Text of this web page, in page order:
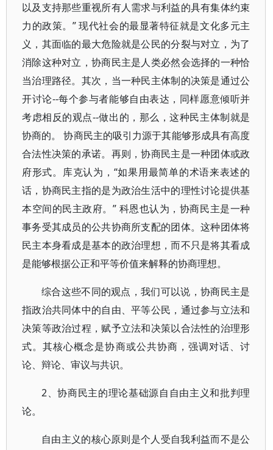
以及支持那些重视所有人需求与利益的具有集体约束
力的政策。” 现代社会的最显著特征就是文化多元主
义，其面临的最大危险就是公民的分裂与对立，为了
消除这种对立，协商民主是人类必然会选择的一种恰
当治理路径。其次，当一种民主体制的决策是通过公
开讨论--每个参与者能够自由表达，同样愿意倾听并
考虑相反的观点--做出的，那么，这种民主体制就是
协商的。 协商民主的吸引力源于其能够形成具有高度
合法性决策的承诺。再则，协商民主是一种团体或政
府形式。库克认为，“如果用最简单的术语来表述的
话，协商民主指的是为政治生活中的理性讨论提供基
本空间的民主政府。” 科恩也认为，协商民主是一种
事务受其成员的公共协商所支配的团体。这种团体将
民主本身看成是基本的政治理想，而不只是将其看成
是能够根据公正和平等价值来解释的协商理想。
综合这些不同的观点，我们可以说，协商民主是
指政治共同体中的自由、平等公民，通过参与立法和
决策等政治过程，赋予立法和决策以合法性的治理形
式。其核心概念是协商或公共协商，强调对话、讨
论、辩论、审议与共识。
2、协商民主的理论基础源自自由主义和批判理
论。
自由主义的核心原则是个人受自我利益而不是公